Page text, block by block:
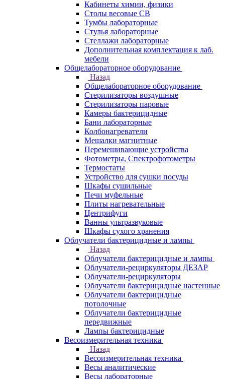
Кабинеты химии, физики
Столы весовые СВ
Тумбы лабораторные
Стулья лабораторные
Стеллажи лабораторные
Дополнительная комплектация к лаб.
мебели
Общелабораторное оборудование
Назад
Общелабораторное оборудование
Стерилизаторы воздушные
Стерилизаторы паровые
Камеры бактерицидные
Бани лабораторные
Колбонагреватели
Мешалки магнитные
Перемешивающие устройства
Фотометры, Спектрофотометры
Термостаты
Устройство для сушки посуды
Шкафы сушильные
Печи муфельные
Плиты нагревательные
Центрифуги
Ванны ультразвуковые
Шкафы сухого хранения
Облучатели бактерицидные и лампы
Назад
Облучатели бактерицидные и лампы
Облучатели-рециркуляторы ДЕЗАР
Облучатели-рециркуляторы
Облучатели бактерицидные настенные
Облучатели бактерицидные
потолочные
Облучатели бактерицидные
передвижные
Лампы бактерицидные
Весоизмерительная техника
Назад
Весоизмерительная техника
Весы аналитические
Весы лабораторные